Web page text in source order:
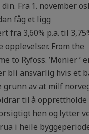
Fra 1. november
fåg et ligg
fra 3,60% p.a. til
From the
to Ryfoss. ’Monier ’
bli ansvarlig hvis et
grunn av at milf
til å opprettholde
hen og lytter
i heile